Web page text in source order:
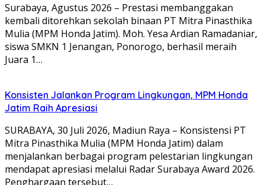
Surabaya, Agustus 2026 – Prestasi membanggakan
kembali ditorehkan sekolah binaan PT Mitra Pinasthika
Mulia (MPM Honda Jatim). Moh. Yesa Ardian Ramadaniar,
siswa SMKN 1 Jenangan, Ponorogo, berhasil meraih
Juara 1…
Konsisten Jalankan Program Lingkungan, MPM Honda
Jatim Raih Apresiasi
SURABAYA, 30 Juli 2026, Madiun Raya – Konsistensi PT
Mitra Pinasthika Mulia (MPM Honda Jatim) dalam
menjalankan berbagai program pelestarian lingkungan
mendapat apresiasi melalui Radar Surabaya Award 2026.
Penghargaan tersebut…